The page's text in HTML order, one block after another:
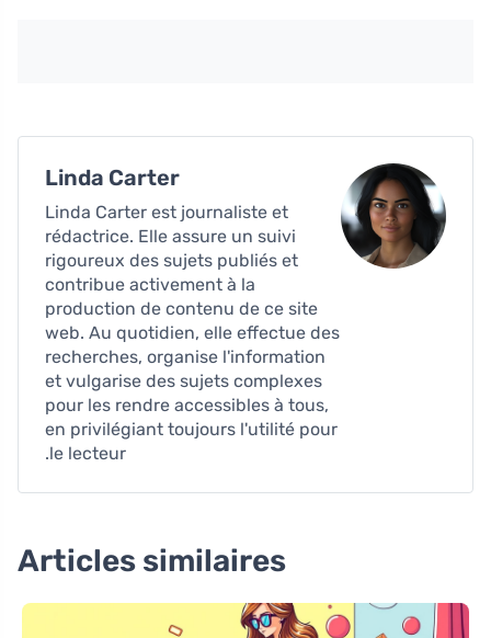
Linda Carter
Linda Carter est journaliste et
rédactrice. Elle assure un suivi
rigoureux des sujets publiés et
contribue activement à la
production de contenu de ce site
web. Au quotidien, elle effectue des
recherches, organise l'information
et vulgarise des sujets complexes
pour les rendre accessibles à tous,
en privilégiant toujours l'utilité pour
le lecteur.
Articles similaires